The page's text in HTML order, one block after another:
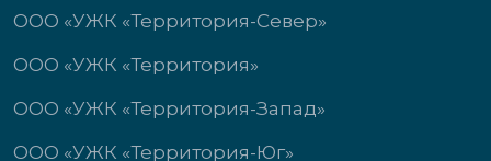
ООО «УЖК «Территория-Север»
ООО «УЖК «Территория»
ООО «УЖК «Территория-Запад»
ООО «УЖК «Территория-Юг»